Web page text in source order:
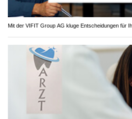
Mit der VIFIT Group AG kluge Entscheidungen für